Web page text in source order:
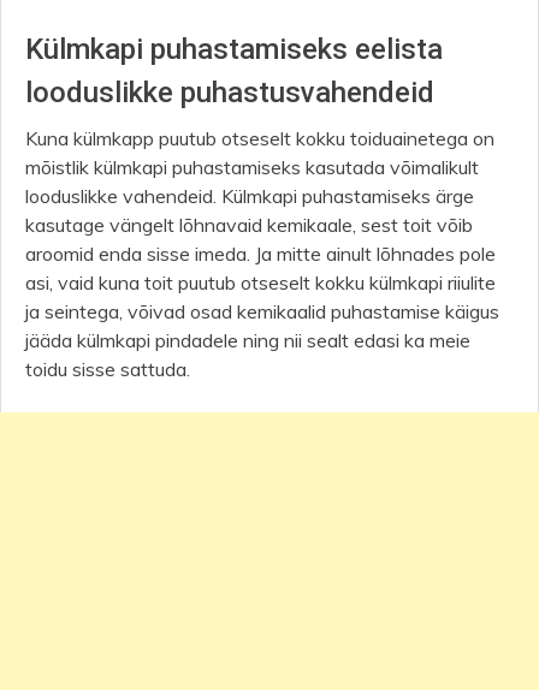
Külmkapi puhastamiseks eelista
looduslikke puhastusvahendeid
Kuna külmkapp puutub otseselt kokku toiduainetega on
mõistlik külmkapi puhastamiseks kasutada võimalikult
looduslikke vahendeid. Külmkapi puhastamiseks ärge
kasutage vängelt lõhnavaid kemikaale, sest toit võib
aroomid enda sisse imeda. Ja mitte ainult lõhnades pole
asi, vaid kuna toit puutub otseselt kokku külmkapi riiulite
ja seintega, võivad osad kemikaalid puhastamise käigus
jääda külmkapi pindadele ning nii sealt edasi ka meie
toidu sisse sattuda.